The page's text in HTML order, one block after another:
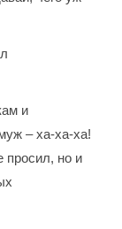
и
– ха-ха-ха!
просил, но и